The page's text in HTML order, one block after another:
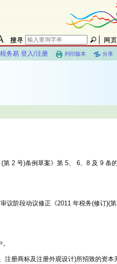
分享
列印版本
税务易 登入/注册
2 号)条例草案》第 5、 6、8 及 9 条
阶段动议修正《2011 年税务(修订)(第
册商标及注册外观设计)所招致的资本